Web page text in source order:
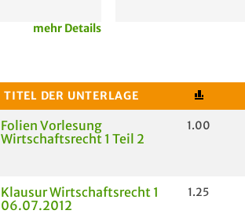
mehr Details
TITEL DER UNTERLAGE
Folien Vorlesung
Wirtschaftsrecht 1 Teil 2
1.00
Klausur Wirtschaftsrecht 1
06.07.2012
1.25